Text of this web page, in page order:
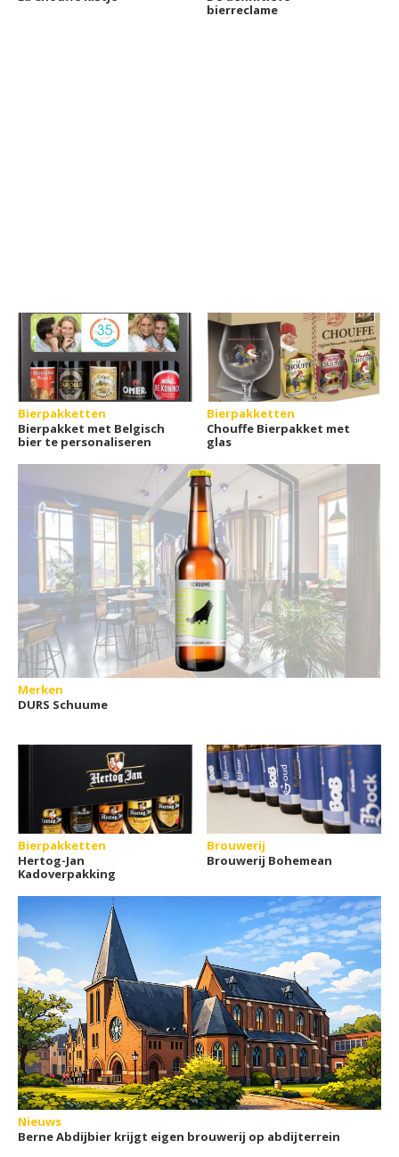
bierreclame
Bierpakketten
Bierpakket met Belgisch
bier te personaliseren
Bierpakketten
Chouffe Bierpakket met
glas
Merken
DURS Schuume
Bierpakketten
Hertog-Jan
Kadoverpakking
Brouwerij
Brouwerij Bohemean
Nieuws
Berne Abdijbier krijgt eigen brouwerij op abdijterrein